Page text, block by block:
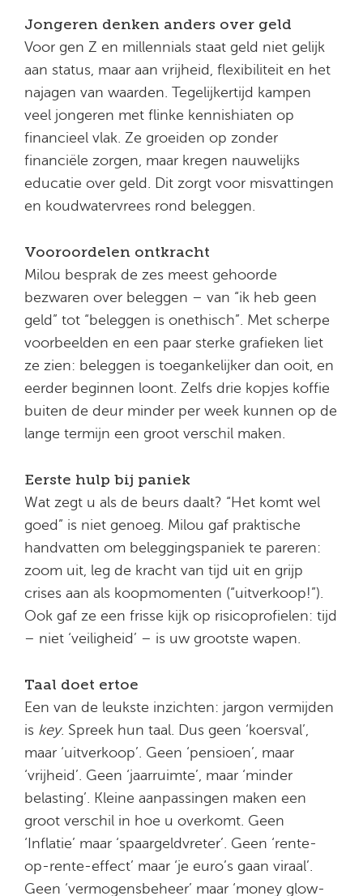
Jongeren denken anders over geld
Voor gen Z en millennials staat geld niet gelijk
aan status, maar aan vrijheid, flexibiliteit en het
najagen van waarden. Tegelijkertijd kampen
veel jongeren met flinke kennishiaten op
financieel vlak. Ze groeiden op zonder
financiële zorgen, maar kregen nauwelijks
educatie over geld. Dit zorgt voor misvattingen
en koudwatervrees rond beleggen.
Vooroordelen ontkracht
Milou besprak de zes meest gehoorde
bezwaren over beleggen – van “ik heb geen
geld” tot “beleggen is onethisch”. Met scherpe
voorbeelden en een paar sterke grafieken liet
ze zien: beleggen is toegankelijker dan ooit, en
eerder beginnen loont. Zelfs drie kopjes koffie
buiten de deur minder per week kunnen op de
lange termijn een groot verschil maken.
Eerste hulp bij paniek
Wat zegt u als de beurs daalt? “Het komt wel
goed” is niet genoeg. Milou gaf praktische
handvatten om beleggingspaniek te pareren:
zoom uit, leg de kracht van tijd uit en grijp
crises aan als koopmomenten (“uitverkoop!”).
Ook gaf ze een frisse kijk op risicoprofielen: tijd
– niet ‘veiligheid’ – is uw grootste wapen.
Taal doet ertoe
Een van de leukste inzichten: jargon vermijden
is key. Spreek hun taal. Dus geen ‘koersval’,
maar ‘uitverkoop’. Geen ‘pensioen’, maar
‘vrijheid’. Geen ‘jaarruimte’, maar ‘minder
belasting’. Kleine aanpassingen maken een
groot verschil in hoe u overkomt. Geen
‘Inflatie’ maar ‘spaargeldvreter’. Geen ‘rente-
op-rente-effect’ maar ‘je euro’s gaan viraal’.
Geen ‘vermogensbeheer’ maar ‘money glow-